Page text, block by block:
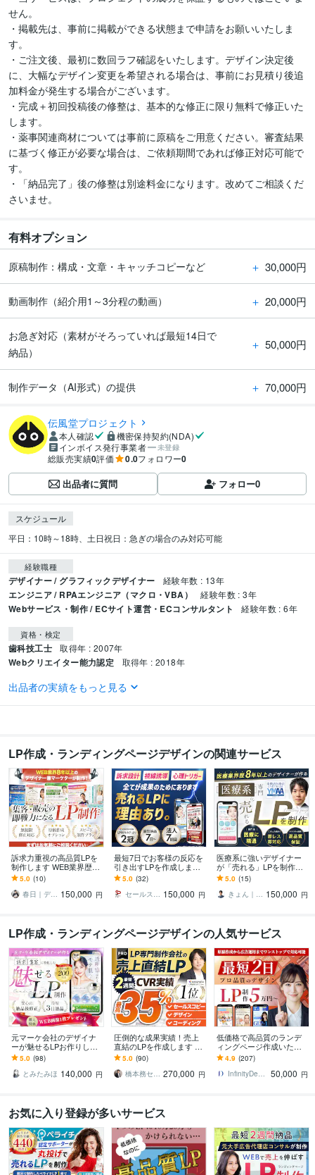
せん。
・掲載先は、事前に掲載ができる状態まで申請をお願いいたしま
す。
・ご注文後、最初に数回ラフ確認をいたします。デザイン決定後
に、大幅なデザイン変更を希望される場合は、事前にお見積り後追
加料金が発生する場合がございます。
・完成＋初回投稿後の修整は、基本的な修正に限り無料で修正いた
します。
・薬事関連商材については事前に原稿をご用意ください。審査結果
に基づく修正が必要な場合は、ご依頼期間であれば修正対応可能で
す。
・「納品完了」後の修整は別途料金になります。改めてご相談くだ
さいませ。
有料オプション
原稿制作：構成・文章・キャッチコピーなど ＋ 30,000円
動画制作（紹介用1～3分程の動画） ＋ 20,000円
お急ぎ対応（素材がそろっていれば最短14日で
納品）
＋ 50,000円
制作データ（AI形式）の提供 ＋ 70,000円
伝風堂プロジェクト
本人確認
機密保持契約(NDA)
インボイス発行事業者
未登録
総販売実績0評価 0.0フォロワー0
出品者に質問 フォロー0
スケジュール
平日：10時～18時、土日祝日：急ぎの場合のみ対応可能
経験職種
デザイナー / グラフィックデザイナー 経験年数 : 13年
エンジニア / RPAエンジニア（マクロ・VBA） 経験年数 : 3年
Webサービス・制作 / ECサイト運営・ECコンサルタント 経験年数 : 6年
資格・検定
歯科技工士 取得年 : 2007年
Webクリエイター能力認定 取得年 : 2018年
ビジネス・クリエイティブツール
Web制作・HP作成・EC構築 ECサイトのバナー・商品ページ　制作
楽天 amazon 画像加工 バナー 商品ページ
ランディングページ
ネットショップ
ECサイト 販売ページ 商品紹介
Web制作・HP作成・EC構築 クラウドファンディング、LP、全般
makuake campfire creema LP 商品ページ リターン GIF
バナー
キャッチコピー
商品紹介文
出品者の実績をもっと見る
LP作成・ランディングページデザインの関連サービス
訴求力重視の高品質LPを
制作します WEB業界歴８
年のデザイナー兼マーケ
ターが制作を担当！
5.0 (10)
春日｜デザイン制作 150,000 円
最短7日でお客様の反応を
引き出すLPを作成します
納品まで何度でも修正O
K！納得いくまで対応させ
ていただきます
5.0 (32)
セールスデザインクリエイト 150,000 円
医療系に強いデザイナー
が「売れる」LPを制作し
ます 医療業界歴8年以上！
薬機法・医療広告ガイド
ラインの知見あり！
5.0 (15)
きょん｜医療系LP専門デザイナー 150,000 円
LP作成・ランディングページデザインの人気サービス
元マーケ会社のデザイナ
ーが魅せるLPお作りしま
す マーケティング視点で
反応を高めるLPを設計！
5.0 (98)
とみたみほ 140,000 円
圧倒的な成果実績！売上
直結のLPを作成します Go
ogle・Meta広告で成果！
原稿ゼロから丸投げOK
5.0 (90)
橋本務セールスデザインオフィス合同会社 270,000 円
低価格で高品質のランデ
ィングページ作成いたし
ます ココナラ実績100件
以上の実績ありハイクオ
リティLP制作
4.9 (207)
InfinityDesign1127
50,000 円
お気に入り登録が多いサービス